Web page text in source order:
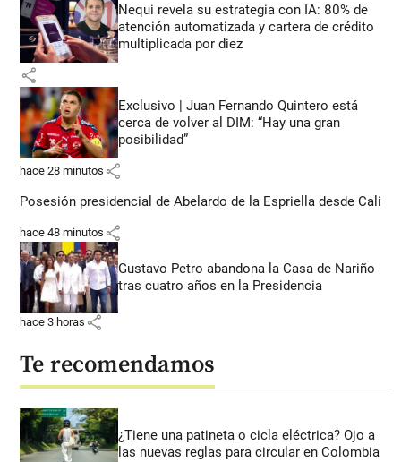
Nequi revela su estrategia con IA: 80% de
atención automatizada y cartera de crédito
multiplicada por diez
share
Exclusivo | Juan Fernando Quintero está
cerca de volver al DIM: “Hay una gran
posibilidad”
hace 28 minutos share
Posesión presidencial de Abelardo de la Espriella desde Cali
hace 48 minutos share
Gustavo Petro abandona la Casa de Nariño
tras cuatro años en la Presidencia
hace 3 horas share
Te recomendamos
¿Tiene una patineta o cicla eléctrica? Ojo a
las nuevas reglas para circular en Colombia